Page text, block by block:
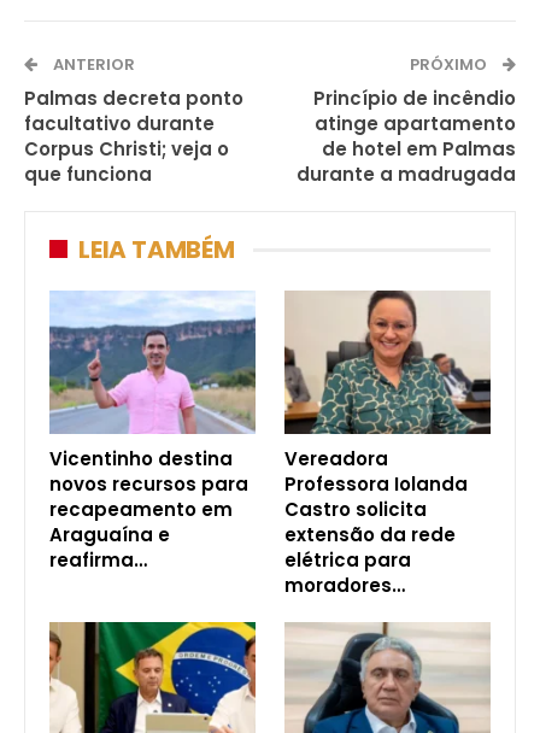
ANTERIOR
Palmas decreta ponto
facultativo durante
Corpus Christi; veja o
que funciona
PRÓXIMO
Princípio de incêndio
atinge apartamento
de hotel em Palmas
durante a madrugada
LEIA TAMBÉM
Vicentinho destina
novos recursos para
recapeamento em
Araguaína e
reafirma…
Vereadora
Professora Iolanda
Castro solicita
extensão da rede
elétrica para
moradores…